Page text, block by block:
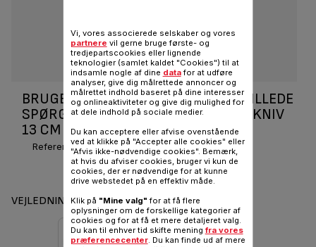
BRUGERVEJLEDNINGER OG OFTE STILLEDE
SPØRGSMÅL KERAMISK UNIVERSAL KNIV
13 CM K1530514
Reference : K1530514
VEJLEDNINGER OG GARANTI
Vi, vores associerede selskaber og vores
partnere vil gerne bruge første- og
tredjepartscookies eller lignende
teknologier (samlet kaldet "Cookies") til at
indsamle nogle af dine datafor at udføre
analyser, give dig målrettede annoncer og
målrettet indhold baseret på dine interesser
og onlineaktiviteter og give dig mulighed for
at dele indhold på sociale medier.
Du kan acceptere eller afvise ovenstående
ved at klikke på "Accepter alle cookies" eller
"Afvis ikke-nødvendige cookies". Bemærk,
at hvis du afviser cookies, bruger vi kun de
cookies, der er nødvendige for at kunne
drive webstedet på en effektiv måde.
Klik på "Mine valg" for at få flere
oplysninger om de forskellige kategorier af
cookies og for at få et mere detaljeret valg.
Du kan til enhver tid skifte mening fra vores
præferencecenter. Du kan finde ud af mere